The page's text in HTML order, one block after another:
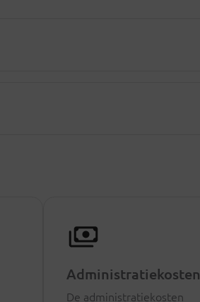
Administratiekosten
De administratiekosten